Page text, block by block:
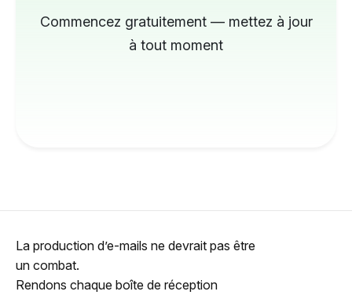
Commencez gratuitement — mettez à jour
à tout moment
La production d’e-mails ne devrait pas être
un combat.
Rendons chaque boîte de réception